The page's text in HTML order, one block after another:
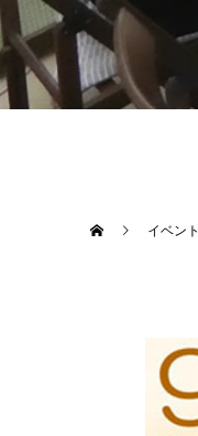
イベント